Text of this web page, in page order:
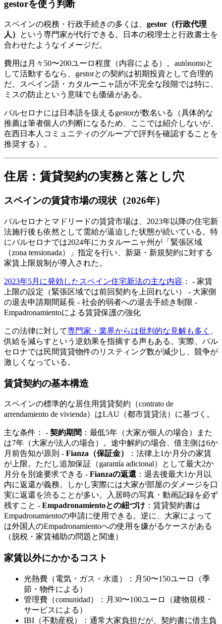
gestorを使う判断
スペインの税務・行政手続きの多くは、 gestor（行政代理
人）
という専門家が代行できる。日本の税理士と行政書士を
合わせたようなイメージだ。
費用は月々50〜200ユーロ程度（内容による）。autónomoと
して活動するなら、gestorとの契約は初期投資として合理的
だ。スペイン語・カタルーニャ語が不完全な段階では特に、
ミスの防止という意味でも価値がある。
バルセロナには日本語を扱えるgestorが数名いる（具体的な
推薦は筆者個人の判断になるため、ここでは紹介しないが、
在西日本人コミュニティのグループで評判を確認することを
推奨する）。
住居：賃貸契約の実務と落とし穴
スペインの賃貸市場の現状（2026年）
バルセロナとマドリードの賃貸市場は、2023年以降の住宅新
法施行後も依然として需給が逼迫した状態が続いている。特
にバルセロナでは2024年にカタルーニャ州が「緊張区域
（zona tensionada）」指定を行い、新築・新規契約に対する
家賃上限規制が導入された。
2023年5月に発効したスペイン住宅新法の主な内容 ： - 家賃
上限の設定（緊張区域では前回契約を上回れない） - 大家側
の退去申請期間延長 - 社会的弱者への退去手続き制限 -
Empadronamientoによる賃貸保護の強化
この法律に対して専門家・業界からは批判的な見解も多く
供給を減らすという逆効果を指摘する声もある。実際、バル
セロナでは民間賃貸物件のリスティング数が減少し、競争が
激しくなっている。
賃貸契約の基本構造
スペインの標準的な居住用賃貸契約（contrato de
arrendamiento de vivienda）はLAU（都市賃貸法）に基づく。
主な条件： - 契約期間 ：最低5年（大家が個人の場合）また
は7年（大家が法人の場合）。途中解約の場合、借主側は6か
月前告知が原則 - Fianza（保証金）
：法律上1か月分の家賃
が上限。ただし追加保証（garantía adicional）として最大2か
月分を別途要求できる - Fianzaの返還 ：退去後最大1か月以
内に返還が義務。しかし実際には大家が部屋のダメージを口
実に返還を渋ることが多い。入居時の写真・動画記録を必ず
残すこと - Empadronamientoとの紐づけ ：賃貸契約書は
Empadronamientoの申請に使用できる。逆に、大家によって
は外国人のEmpadronamientoへの使用を嫌がるケースがある
（脱税・家賃補助の問題と関連）
家賃以外にかかるコスト
光熱費（電気・ガス・水道）：月50〜150ユーロ（季
節・物件による）
管理費（comunidad）：月30〜100ユーロ（建物規模・
サービスによる）
IBI（不動産税）：通常大家負担だが、契約書に借主負